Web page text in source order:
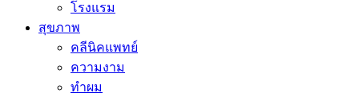
โรงแรม
สุขภาพ
คลีนิคแพทย์
ความงาม
ทำผม